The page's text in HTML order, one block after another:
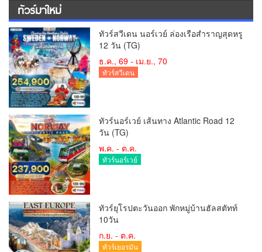
ทัวร์มาใหม่
ทัวร์สวีเดน นอร์เวย์ ล่องเรือสำราญสุดหรู
12 วัน (TG)
ธ.ค., 69 - เม.ย., 70
ทัวร์สวีเดน
ทัวร์นอร์เวย์ เส้นทาง Atlantic Road 12
วัน (TG)
พ.ค. - ต.ค.
ทัวร์นอร์เวย์
ทัวร์ยุโรปตะวันออก พักหมู่บ้านฮัลสตัทท์
10วัน
ก.ย. - ต.ค.
ทัวร์เยอรมัน